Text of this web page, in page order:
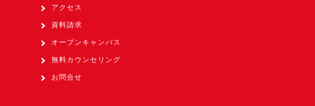
アクセス
資料請求
オープンキャンパス
無料カウンセリング
お問合せ